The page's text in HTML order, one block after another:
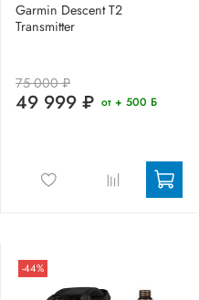
Garmin Descent T2
Transmitter
75 000 ₽
49 999 ₽ от + 500 Б
-44%